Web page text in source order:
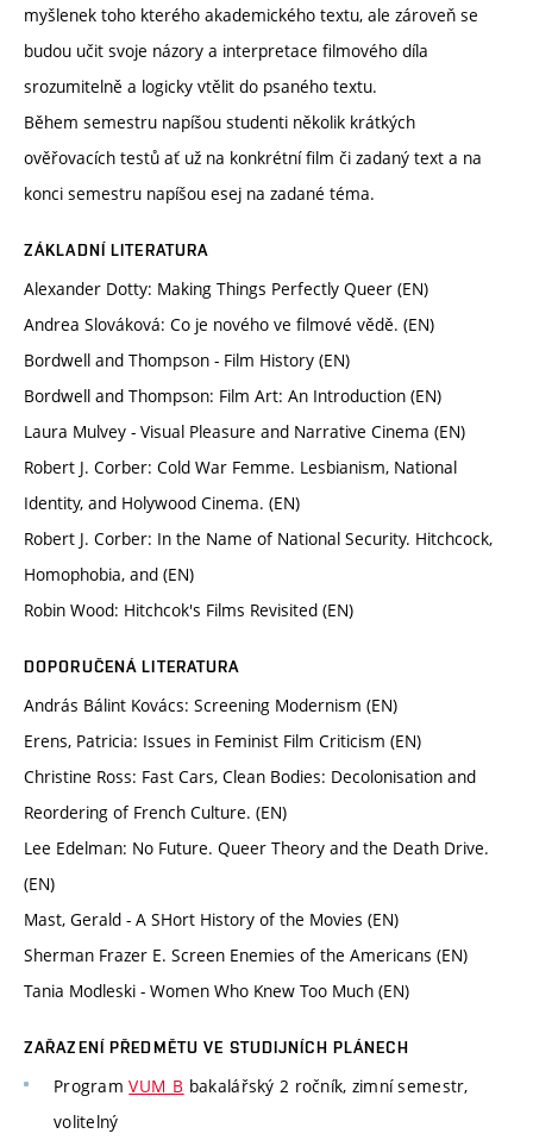
myšlenek toho kterého akademického textu, ale zároveň se
budou učit svoje názory a interpretace filmového díla
srozumitelně a logicky vtělit do psaného textu.
Během semestru napíšou studenti několik krátkých
ověřovacích testů ať už na konkrétní film či zadaný text a na
konci semestru napíšou esej na zadané téma.
ZÁKLADNÍ LITERATURA
Alexander Dotty: Making Things Perfectly Queer (EN)
Andrea Slováková: Co je nového ve filmové vědě. (EN)
Bordwell and Thompson - Film History (EN)
Bordwell and Thompson: Film Art: An Introduction (EN)
Laura Mulvey - Visual Pleasure and Narrative Cinema (EN)
Robert J. Corber: Cold War Femme. Lesbianism, National
Identity, and Holywood Cinema. (EN)
Robert J. Corber: In the Name of National Security. Hitchcock,
Homophobia, and (EN)
Robin Wood: Hitchcok's Films Revisited (EN)
DOPORUČENÁ LITERATURA
András Bálint Kovács: Screening Modernism (EN)
Erens, Patricia: Issues in Feminist Film Criticism (EN)
Christine Ross: Fast Cars, Clean Bodies: Decolonisation and
Reordering of French Culture. (EN)
Lee Edelman: No Future. Queer Theory and the Death Drive.
(EN)
Mast, Gerald - A SHort History of the Movies (EN)
Sherman Frazer E. Screen Enemies of the Americans (EN)
Tania Modleski - Women Who Knew Too Much (EN)
ZAŘAZENÍ PŘEDMĚTU VE STUDIJNÍCH PLÁNECH
ProgramVUM_B bakalářský 2 ročník, zimní semestr,
volitelný